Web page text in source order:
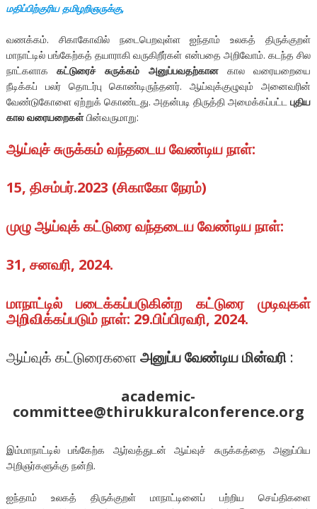
மதிப்பிற்குரிய தமிழறிஞருக்கு,
வணக்கம். சிகாகோவில் நடைபெறவுள்ள ஐந்தாம் உலகத் திருக்குறள்
மாநாட்டில் பங்கேற்கத் தயாராகி வருகிறீர்கள் என்பதை அறிவோம். கடந்த சில
நாட்களாககட்டுரைச் சுருக்கம் அனுப்பவதற்கானகால வரையறையை
நீடிக்கப் பலர் தொடர்பு கொண்டிருந்தனர். ஆய்வுக்குழுவும் அனைவரின்
வேண்டுகோளை ஏற்றுக் கொண்டது. அதன்படி திருத்தி அமைக்கப்பட்டபுதிய
கால வரையறைகள்பின்வருமாறு:
ஆய்வுச் சுருக்கம் வந்தடைய வேண்டிய நாள்:
15, திசம்பர்.2023 (சிகாகோ நேரம்)
முழு ஆய்வுக் கட்டுரை வந்தடைய வேண்டிய நாள்:
31, சனவரி, 2024.
மாநாட்டில் படைக்கப்படுகின்ற கட்டுரை முடிவுகள்
அறிவிக்கப்படும் நாள்: 29.பிப்பிரவரி, 2024.
ஆய்வுக் கட்டுரைகளை அனுப்ப வேண்டிய மின்வரி:
academic-
committee@thirukkuralconference.org
இம்மாநாட்டில் பங்கேற்க ஆர்வத்துடன் ஆய்வுச் சுருக்கத்தை அனுப்பிய
அறிஞர்களுக்கு நன்றி.
ஐந்தாம் உலகத் திருக்குறள் மாநாட்டினைப் பற்றிய செய்திகளை